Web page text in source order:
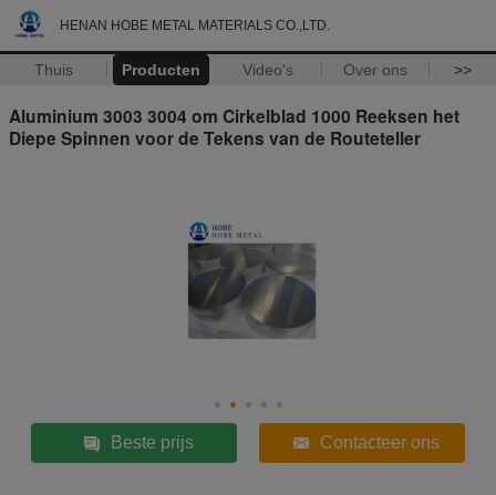
HENAN HOBE METAL MATERIALS CO.,LTD.
Thuis Producten Video's Over ons >>
Aluminium 3003 3004 om Cirkelblad 1000 Reeksen het
Diepe Spinnen voor de Tekens van de Routeteller
Beste prijs Contacteer ons